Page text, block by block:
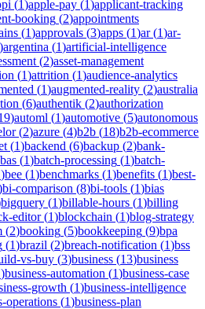
(1)apple-pay (1)applicant-tracking
booking (2)appointments
(1)approvals (3)apps (1)ar(1)ar-
)argentina (1)artificial-intelligence
(2)asset-management
(1)attrition (1)audience-analytics
(1)augmented-reality (2)australia
(6)authentik (2)authorization
)automl (1)automotive (5)autonomous
(2)azure (4)b2b (18)b2b-ecommerce
(1)backend (6)backup (2)bank-
bas (1)batch-processing (1)batch-
)bee (1)benchmarks (1)benefits (1)best-
bi-comparison (8)bi-tools (1)bias
bigquery (1)billable-hours (1)billing
editor(1)blockchain (1)blog-strategy
(2)booking (5)bookkeeping (9)bpa
(1)brazil (2)breach-notification (1)bss
vs-buy (3)business (13)business
)business-automation (1)business-case
growth (1)business-intelligence
operations (1)business-plan